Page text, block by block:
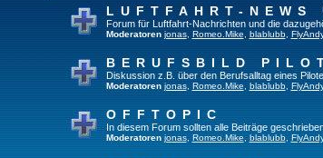
LUFTFAHRT-NEWS
Forum für Luftfahrt-Nachrichten und die
Moderatoren jonas, Romeo.Mike blablubb, FlyAndy
BERUFSBILD
Diskussion z.B. über den Berufsalltag eines
Moderatoren jonas, Romeo.Mike blablubb, FlyAndy
OFFTOPIC
In diesem Forum sollten alle Beiträge
Moderatoren jonas, Romeo.Mike, blablubb, FlyAndy